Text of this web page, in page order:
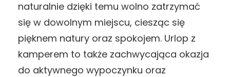
naturalnie dzięki temu wolno zatrzymać
się w dowolnym miejscu, ciesząc się
pięknem natury oraz spokojem. Urlop z
kamperem to także zachwycająca okazja
do aktywnego wypoczynku oraz